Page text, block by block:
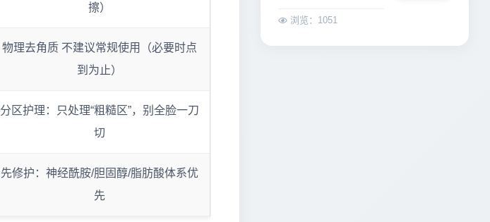
擦）
物理去角质 不建议常规使用（必要时点
到为止）
分区护理：只处理“粗糙区”，别全脸一刀
切
先修护：神经酰胺/胆固醇/脂肪酸体系优
先
浏览：1051